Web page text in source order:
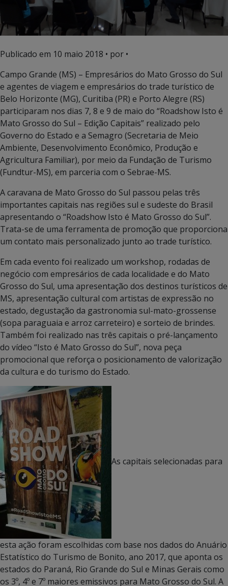
Publicado em 10 maio 2018 • por •
Campo Grande (MS) – Empresários do Mato Grosso do Sul
e agentes de viagem e empresários do trade turístico de
Belo Horizonte (MG), Curitiba (PR) e Porto Alegre (RS)
participaram nos dias 7, 8 e 9 de maio do “Roadshow Isto é
Mato Grosso do Sul – Edição Capitais” realizado pelo
Governo do Estado e a Semagro (Secretaria de Meio
Ambiente, Desenvolvimento Econômico, Produção e
Agricultura Familiar), por meio da Fundação de Turismo
(Fundtur-MS), em parceria com o Sebrae-MS.
A caravana de Mato Grosso do Sul passou pelas três
importantes capitais nas regiões sul e sudeste do Brasil
apresentando o “Roadshow Isto é Mato Grosso do Sul”.
Trata-se de uma ferramenta de promoção que proporciona
um contato mais personalizado junto ao trade turístico.
Em cada evento foi realizado um workshop, rodadas de
negócio com empresários de cada localidade e do Mato
Grosso do Sul, uma apresentação dos destinos turísticos de
MS, apresentação cultural com artistas de expressão no
estado, degustação da gastronomia sul-mato-grossense
(sopa paraguaia e arroz carreteiro) e sorteio de brindes.
Também foi realizado nas três capitais o pré-lançamento
do vídeo “Isto é Mato Grosso do Sul”, nova peça
promocional que reforça o posicionamento de valorização
da cultura e do turismo do Estado.
As capitais selecionadas para
esta ação foram escolhidas com base nos dados do Anuário
Estatístico do Turismo de Bonito, ano 2017, que aponta os
estados do Paraná, Rio Grande do Sul e Minas Gerais como
os 3º, 4º e 7º maiores emissivos para Mato Grosso do Sul. A